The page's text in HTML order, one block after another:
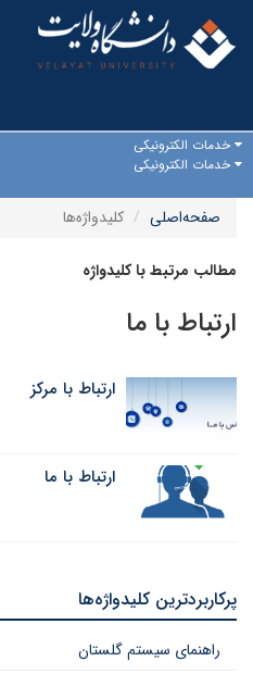
خدمات الکترونیکی
خدمات الکترونیکی
صفحه‌اصلی
کلیدواژه‌ها
مطالب مرتبط با کلیدواژه
ارتباط با ما
ارتباط با مرکز
ارتباط با ما
پرکاربردترین کلیدواژه‌ها
راهنمای سیستم گلستان